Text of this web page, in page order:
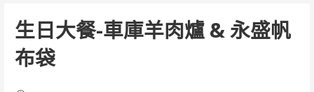
生日大餐-車庫羊肉爐 & 永盛帆
布袋